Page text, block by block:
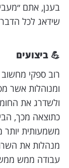
בענן, אתם
שידאג לכל
💪 ביצועים
רוב ספקי
ומנוהלות אשר
ולשדרג את
כתוצאה מכך,
משמעותית יותר
מנהלות את
עבודה ממש